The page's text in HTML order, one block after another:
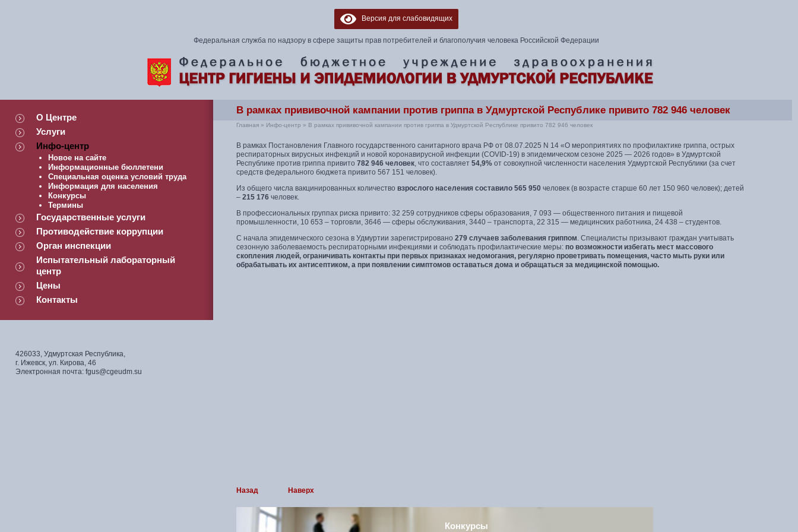
Версия для слабовидящих
Федеральная служба по надзору в сфере защиты прав потребителей и благополучия человека Российской Федерации
О Центре
Услуги
Инфо-центр
Новое на сайте
Информационные бюллетени
Специальная оценка условий труда
Информация для населения
Конкурсы
Термины
Государственные услуги
Противодействие коррупции
Орган инспекции
Испытательный лабораторный
центр
Цены
Контакты
426033, Удмуртская Республика,
г. Ижевск, ул. Кирова, 46
Электронная почта: fgus@cgeudm.su
В рамках прививочной кампании против гриппа в Удмуртской Республике привито 782 946 человек
Главная » Инфо-центр » В рамках прививочной кампании против гриппа в Удмуртской Республике привито 782 946 человек
В рамках Постановления Главного государственного санитарного врача РФ от 08.07.2025 N 14 «О мероприятиях по профилактике гриппа, острых
респираторных вирусных инфекций и новой коронавирусной инфекции (COVID-19) в эпидемическом сезоне 2025 — 2026 годов» в Удмуртской
Республике против гриппа привито 782 946 человек, что составляет 54,9% от совокупной численности населения Удмуртской Республики (за счет
средств федерального бюджета привито 567 151 человек).
Из общего числа вакцинированных количество взрослого населения составило 565 950 человек (в возрасте старше 60 лет 150 960 человек); детей
– 215 176 человек.
В профессиональных группах риска привито: 32 259 сотрудников сферы образования, 7 093 — общественного питания и пищевой
промышленности, 10 653 – торговли, 3646 — сферы обслуживания, 3440 – транспорта, 22 315 — медицинских работника, 24 438 – студентов.
C начала эпидемического сезона в Удмуртии зарегистрировано 279 случаев заболевания гриппом. Специалисты призывают граждан учитывать
сезонную заболеваемость респираторными инфекциями и соблюдать профилактические меры: по возможности избегать мест массового
скопления людей, ограничивать контакты при первых признаках недомогания, регулярно проветривать помещения, часто мыть руки или
обрабатывать их антисептиком, а при появлении симптомов оставаться дома и обращаться за медицинской помощью.
Назад Наверх
Конкурсы